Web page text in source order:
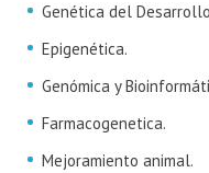
Genética del
Epigenética.
Genómica y
Farmacogenetica.
Mejoramiento animal.